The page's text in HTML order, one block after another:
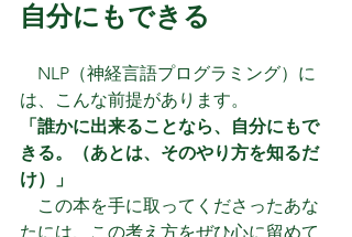
自分にもできる
NLP（神経言語プログラミング）に
は、こんな前提があります。
「誰かに出来ることなら、自分にもで
きる。（あとは、そのやり方を知るだ
け）」
この本を手に取ってくださったあな
たには、この考え方をぜひ心に留めて